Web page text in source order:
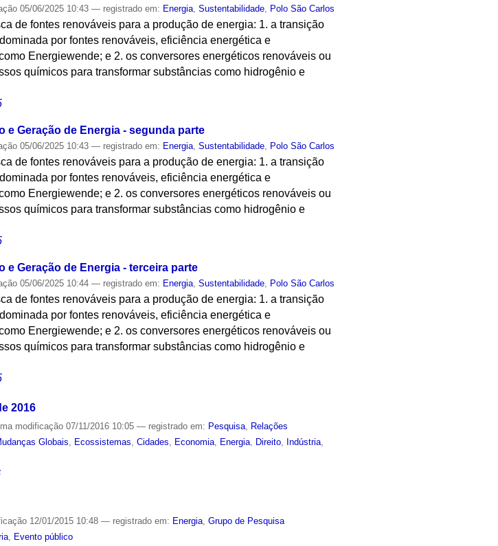
05/06/2025 10:43— registrado em: Energia,Sustentabilidade, Polo São Carlos
de fontes renováveis para a produção de energia: 1. a transição
por fontes renováveis, eficiência energética e
Energiewende; e 2. os conversores energéticos renováveis ou
químicos para transformar substâncias como hidrogênio e
e Geração de Energia - segunda parte
05/06/2025 10:43— registrado em: Energia,Sustentabilidade, Polo São Carlos
de fontes renováveis para a produção de energia: 1. a transição
por fontes renováveis, eficiência energética e
Energiewende; e 2. os conversores energéticos renováveis ou
químicos para transformar substâncias como hidrogênio e
e Geração de Energia - terceira parte
05/06/2025 10:44— registrado em: Energia ,Sustentabilidade Polo São Carlos
de fontes renováveis para a produção de energia: 1. a transição
por fontes renováveis, eficiência energética e
Energiewende; e 2. os conversores energéticos renováveis ou
químicos para transformar substâncias como hidrogênio e
2016
modificação 07/11/2016 10:05— registrado em: Pesquisa Relações
Globais Ecossistemas ,Cidades Economia Energia Direito Indústria
12/01/2015 10:48— registrado em: Energia,Grupo de Pesquisa
, Evento público